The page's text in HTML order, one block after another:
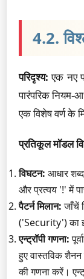
4.2.
परिदृश्य: एक नए
पारंपरिक
एक विशेष वर्ण के
प्रतिकूल मॉडल
विघटन: आधार
और प्रत्यय '!' में
पैटर्न मिलान:जाँचें
('Security') का
एन्ट्रॉपी गणना:
हुए वास्तविक
की गणना करें।